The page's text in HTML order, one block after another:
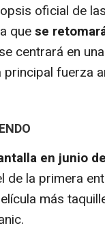
oficial de
quese
centrará en
fuerza
en junio
de la primera
más
.